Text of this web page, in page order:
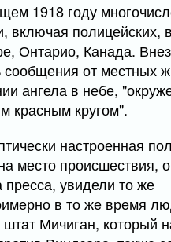
1918 году
включая полицейских,
Онтарио, Канада.
сообщения от местных
ангела в небе,
красным кругом".
настроенная
место происшествия,
увидели то же
в то же время
Мичиган, который